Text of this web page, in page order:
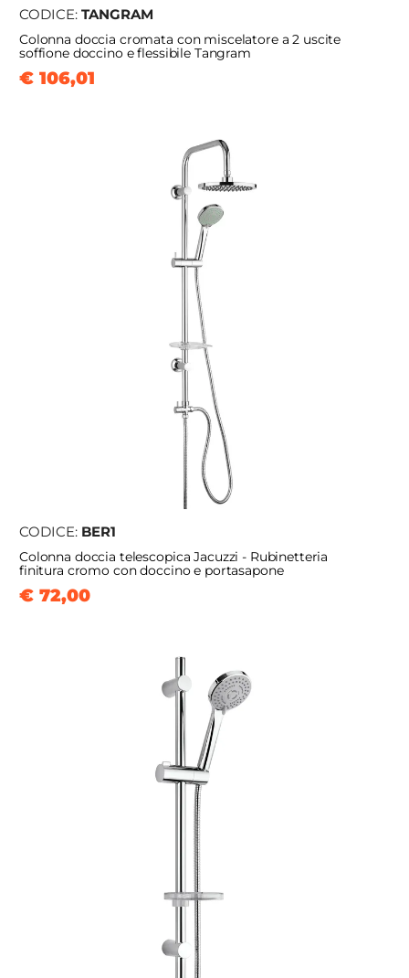
CODICE: TANGRAM
Colonna doccia cromata con miscelatore a 2 uscite
soffione doccino e flessibile Tangram
€ 106,01
CODICE: BER1
Colonna doccia telescopica Jacuzzi - Rubinetteria
finitura cromo con doccino e portasapone
€ 72,00